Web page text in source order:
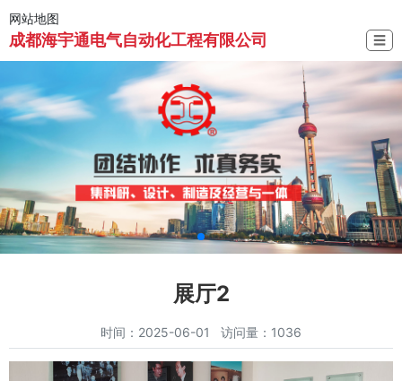
网站地图
成都海宇通电气自动化工程有限公司 ☰
展厅2
时间：2025-06-01 访问量：1036